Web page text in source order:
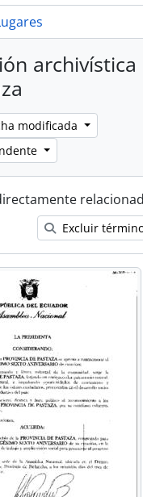
modificada
Excluir